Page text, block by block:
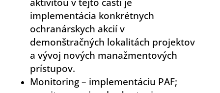
implementácia konkrétnych
ochranárskych akcií v
demonštračných lokalitách projektov
a vývoj nových manažmentových
prístupov.
Monitoring – implementáciu PAF;